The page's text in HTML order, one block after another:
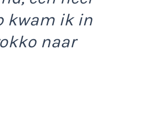
kwam ik in
naar